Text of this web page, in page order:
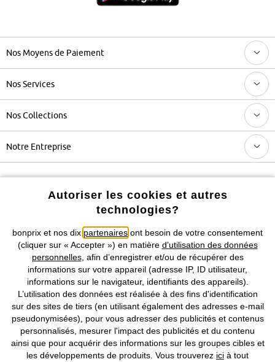
Nos Moyens de Paiement
Nos Services
Nos Collections
Notre Entreprise
Prix indiqués TVA comprise avec en susfrais de port & de service
CGV Données personnelles Paramètres des cookies
Mentions légales Résilier le contrat
©2026 bonprix.Tous droits réservés.
Autoriser les cookies et autres
technologies?
bonprix et nos dix partenaires ont besoin de votre consentement
(cliquer sur « Accepter ») en matière d’utilisation des données
personnelles, afin d’enregistrer et/ou de récupérer des
informations sur votre appareil (adresse IP, ID utilisateur,
informations sur le navigateur, identifiants des appareils).
L’utilisation des données est réalisée à des fins d'identification
sur des sites de tiers (en utilisant également des adresses e-mail
pseudonymisées), pour vous adresser des publicités et contenus
personnalisés, mesurer l'impact des publicités et du contenu
ainsi que pour acquérir des informations sur les groupes cibles et
les développements de produits. Vous trouverez ici à tout